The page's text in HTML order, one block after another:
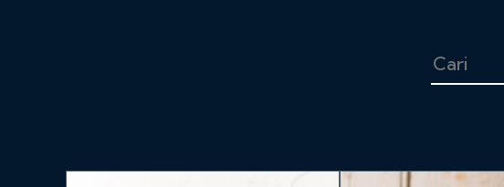
Cari